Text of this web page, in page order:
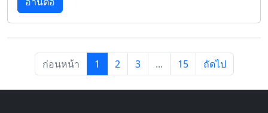
ก่อนหน้า 1 2 3 ... 15 ถัดไป